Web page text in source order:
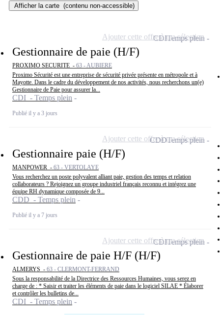
Afficher la carte (contenu non-accessible)
Gestionnaire de paie (H/F)
PROXIMO SECURITE - 63 - AUBIERE
Proximo Sécurité est une entreprise de sécurité privée présente en métropole et à
Mayotte. Dans le cadre du développement de nos activités, nous recherchons un(e)
Gestionnaire de Paie pour assurer la...
CDI - Temps plein
Publié il y a 3 jours
CDITemps plein
Ajouter cette offre à ma sélection
Gestionnaire paie (H/F)
MANPOWER - 63 - VERTOLAYE
Vous recherchez un poste polyvalent alliant paie, gestion des temps et relation
collaborateurs ? Rejoignez un groupe industriel français reconnu et intégrez une
équipe RH dynamique composée de 9...
CDD - Temps plein
Publié il y a 7 jours
CDDTemps plein
Ajouter cette offre à ma sélection
Gestionnaire de paie H/F (H/F)
ALMERYS - 63 - CLERMONT-FERRAND
Sous la responsabilité de la Directrice des Ressources Humaines, vous serez en
charge de : * Saisir et traiter les éléments de paie dans le logiciel SILAE * Élaborer
et contrôler les bulletins de...
CDI - Temps plein
CDITemps plein
Ajouter cette offre à ma sélection